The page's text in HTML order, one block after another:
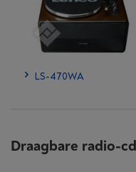
LS-470WA
Draagbare radio-